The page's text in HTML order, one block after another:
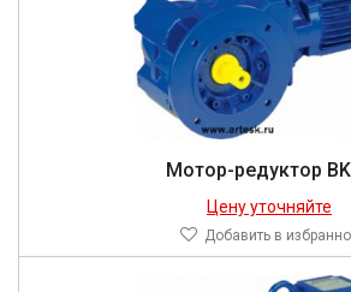
Мотор-редуктор
Цену уточняйте
Добавить в